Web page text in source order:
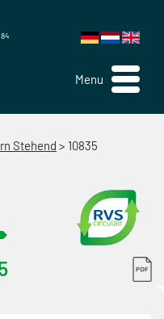
Menu
Stehend > 10835